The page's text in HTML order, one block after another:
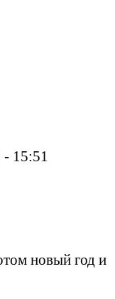
15:51
новый год и